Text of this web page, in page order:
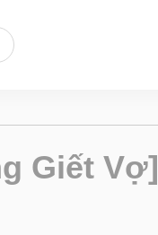
Giết Vợ]